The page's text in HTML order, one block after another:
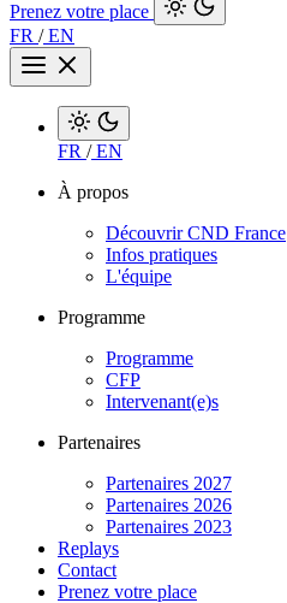
Prenez votre place
FR /EN
FR /EN
À propos
Découvrir CND France
Infos pratiques
L'équipe
Programme
Programme
CFP
Intervenant(e)s
Partenaires
Partenaires 2027
Partenaires 2026
Partenaires 2023
Replays
Contact
Prenez votre place